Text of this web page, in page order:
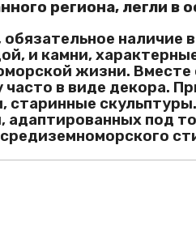
региона, легли в
обязательное
и камни,
жизни.
в виде декора.
старинные
адаптированных под